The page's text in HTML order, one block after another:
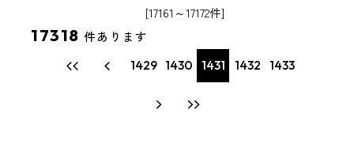
[17161～17172件]
17318 件あります
1429 1430 1431 1432 1433